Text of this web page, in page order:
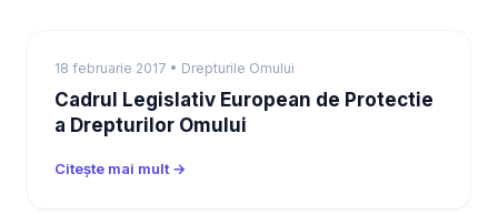
18 februarie 2017 • Drepturile Omului
Cadrul Legislativ European de Protectie
a Drepturilor Omului
Citește mai mult →